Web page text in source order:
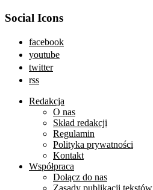
Social Icons
facebook
youtube
twitter
rss
Redakcja
O nas
Skład redakcji
Regulamin
Polityka prywatności
Kontakt
Współpraca
Dołącz do nas